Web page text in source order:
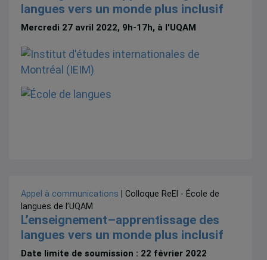
langues vers un monde plus inclusif
Mercredi 27 avril 2022, 9h-17h, à l'UQAM
Appel à communications | Colloque ReEl - École de
langues de l’UQAM
L’enseignement–apprentissage des
langues vers un monde plus inclusif
Date limite de soumission : 22 février 2022